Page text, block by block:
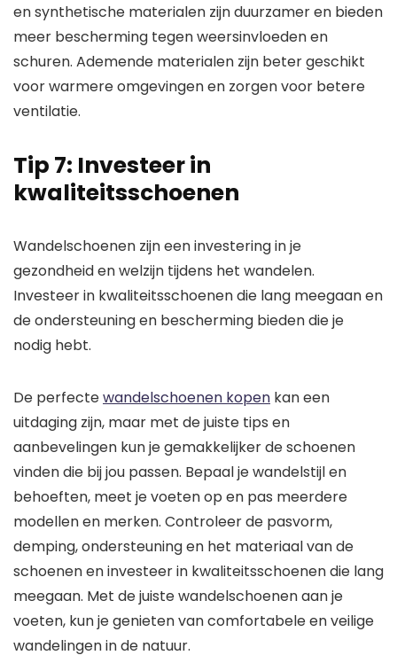
en synthetische materialen zijn duurzamer en bieden
meer bescherming tegen weersinvloeden en
schuren. Ademende materialen zijn beter geschikt
voor warmere omgevingen en zorgen voor betere
ventilatie.
Tip 7: Investeer in
kwaliteitsschoenen
Wandelschoenen zijn een investering in je
gezondheid en welzijn tijdens het wandelen.
Investeer in kwaliteitsschoenen die lang meegaan en
de ondersteuning en bescherming bieden die je
nodig hebt.
De perfectewandelschoenen kopen kan een
uitdaging zijn, maar met de juiste tips en
aanbevelingen kun je gemakkelijker de schoenen
vinden die bij jou passen. Bepaal je wandelstijl en
behoeften, meet je voeten op en pas meerdere
modellen en merken. Controleer de pasvorm,
demping, ondersteuning en het materiaal van de
schoenen en investeer in kwaliteitsschoenen die lang
meegaan. Met de juiste wandelschoenen aan je
voeten, kun je genieten van comfortabele en veilige
wandelingen in de natuur.